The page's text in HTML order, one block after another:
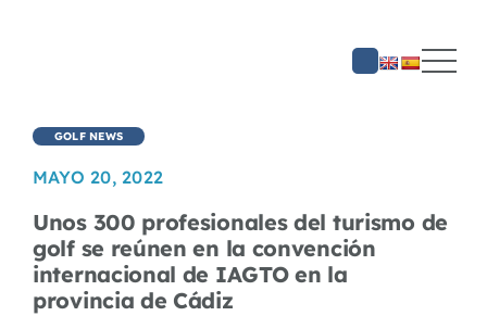
GOLF NEWS
MAYO 20, 2022
Unos 300 profesionales del turismo de
golf se reúnen en la convención
internacional de IAGTO en la
provincia de Cádiz